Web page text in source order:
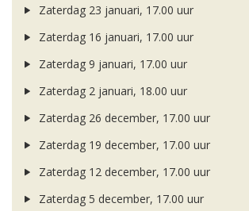
Zaterdag 23 januari, 17.00 uur
Zaterdag 16 januari, 17.00 uur
Zaterdag 9 januari, 17.00 uur
Zaterdag 2 januari, 18.00 uur
Zaterdag 26 december, 17.00 uur
Zaterdag 19 december, 17.00 uur
Zaterdag 12 december, 17.00 uur
Zaterdag 5 december, 17.00 uur